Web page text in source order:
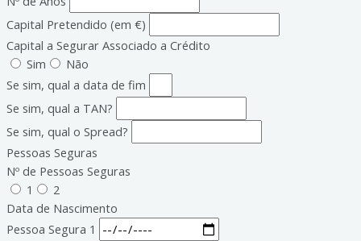
Capital Pretendido (em €)
Capital a Segurar Associado a Crédito
Sim
Não
Se sim, qual a data de fim
Se sim, qual a TAN?
Se sim, qual o Spread?
Pessoas Seguras
Nº de Pessoas Seguras
1
2
Data de Nascimento
Pessoa Segura 1